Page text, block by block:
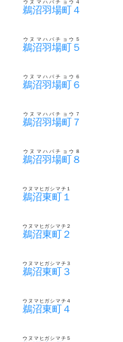
鵜沼羽場町４
ウヌマハバチョウ４
鵜沼羽場町５
ウヌマハバチョウ５
鵜沼羽場町６
ウヌマハバチョウ６
鵜沼羽場町７
ウヌマハバチョウ７
鵜沼羽場町８
ウヌマハバチョウ８
鵜沼東町１
ウヌマヒガシマチ１
鵜沼東町２
ウヌマヒガシマチ２
鵜沼東町３
ウヌマヒガシマチ３
鵜沼東町４
ウヌマヒガシマチ４
ウヌマヒガシマチ５